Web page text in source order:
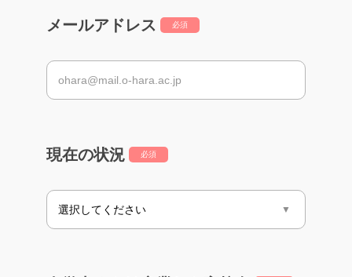
メールアドレス 必須
現在の状況 必須